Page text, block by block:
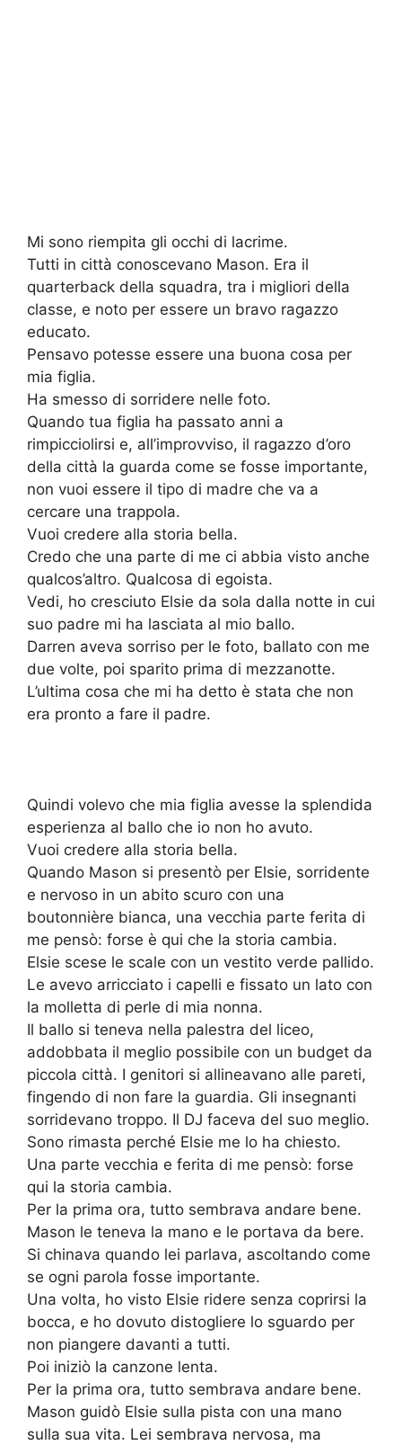
Mi sono riempita gli occhi di lacrime.
Tutti in città conoscevano Mason. Era il
quarterback della squadra, tra i migliori della
classe, e noto per essere un bravo ragazzo
educato.
Pensavo potesse essere una buona cosa per
mia figlia.
Ha smesso di sorridere nelle foto.
Quando tua figlia ha passato anni a
rimpicciolirsi e, all’improvviso, il ragazzo d’oro
della città la guarda come se fosse importante,
non vuoi essere il tipo di madre che va a
cercare una trappola.
Vuoi credere alla storia bella.
Credo che una parte di me ci abbia visto anche
qualcos’altro. Qualcosa di egoista.
Vedi, ho cresciuto Elsie da sola dalla notte in cui
suo padre mi ha lasciata al mio ballo.
Darren aveva sorriso per le foto, ballato con me
due volte, poi sparito prima di mezzanotte.
L’ultima cosa che mi ha detto è stata che non
era pronto a fare il padre.
Quindi volevo che mia figlia avesse la splendida
esperienza al ballo che io non ho avuto.
Vuoi credere alla storia bella.
Quando Mason si presentò per Elsie, sorridente
e nervoso in un abito scuro con una
boutonnière bianca, una vecchia parte ferita di
me pensò: forse è qui che la storia cambia.
Elsie scese le scale con un vestito verde pallido.
Le avevo arricciato i capelli e fissato un lato con
la molletta di perle di mia nonna.
Il ballo si teneva nella palestra del liceo,
addobbata il meglio possibile con un budget da
piccola città. I genitori si allineavano alle pareti,
fingendo di non fare la guardia. Gli insegnanti
sorridevano troppo. Il DJ faceva del suo meglio.
Sono rimasta perché Elsie me lo ha chiesto.
Una parte vecchia e ferita di me pensò: forse
qui la storia cambia.
Per la prima ora, tutto sembrava andare bene.
Mason le teneva la mano e le portava da bere.
Si chinava quando lei parlava, ascoltando come
se ogni parola fosse importante.
Una volta, ho visto Elsie ridere senza coprirsi la
bocca, e ho dovuto distogliere lo sguardo per
non piangere davanti a tutti.
Poi iniziò la canzone lenta.
Per la prima ora, tutto sembrava andare bene.
Mason guidò Elsie sulla pista con una mano
sulla sua vita. Lei sembrava nervosa, ma